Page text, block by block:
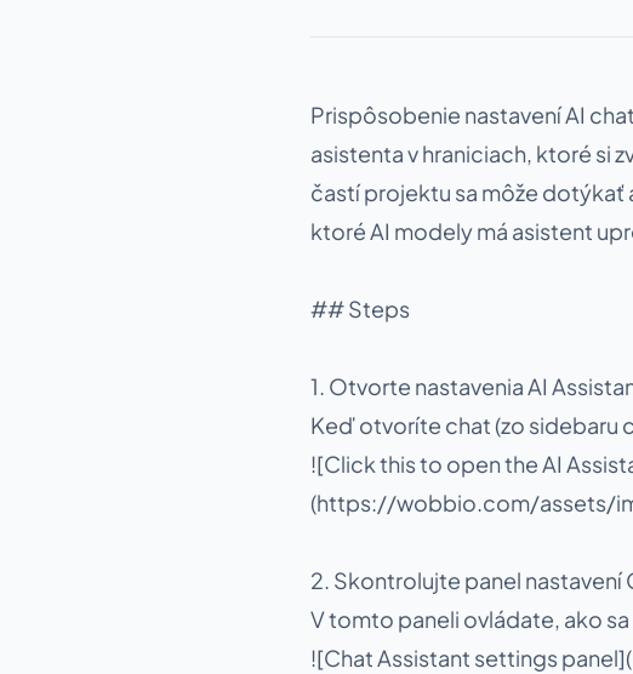
Prispôsobenie nastavení AI
asistenta v hraniciach, ktoré si
častí projektu sa môže dotýkať
ktoré AI modely má asistent
## Steps
1. Otvorte nastavenia AI
Keď otvoríte chat (zo sidebaru
![Click this to open the AI
(https://wobbio.com/assets/
2. Skontrolujte panel nastavení
V tomto paneli ovládate, ako
![Chat Assistant settings